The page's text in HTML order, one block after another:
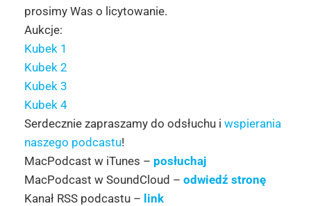
prosimy Was o licytowanie.
Aukcje:
Kubek 1
Kubek 2
Kubek 3
Kubek 4
Serdecznie zapraszamy do odsłuchu i wspierania
naszego podcastu!
MacPodcast w iTunes – posłuchaj
MacPodcast w SoundCloud – odwiedź stronę
Kanał RSS podcastu – link